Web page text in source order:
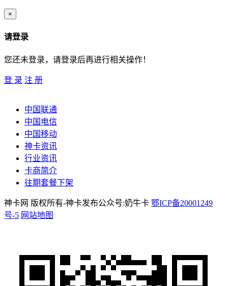
×
请登录
您还未登录，请登录后再进行相关操作！
登 录 注 册
中国联通
中国电信
中国移动
神卡资讯
行业资讯
卡商简介
往期套餐下架
神卡网 版权所有-神卡发布公众号:奶牛卡 鄂ICP备20001249
号-5 网站地图